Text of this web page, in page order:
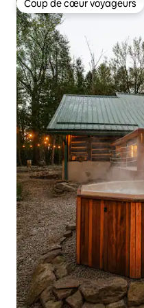
Coup de cœur voyageurs
Coup de cœur voyageurs